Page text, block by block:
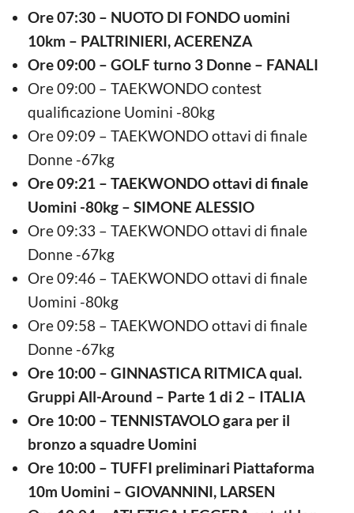
Ore 07:30 – NUOTO DI FONDO uomini
10km – PALTRINIERI, ACERENZA
Ore 09:00 – GOLF turno 3 Donne – FANALI
Ore 09:00 – TAEKWONDO contest
qualificazione Uomini -80kg
Ore 09:09 – TAEKWONDO ottavi di finale
Donne -67kg
Ore 09:21 – TAEKWONDO ottavi di finale
Uomini -80kg – SIMONE ALESSIO
Ore 09:33 – TAEKWONDO ottavi di finale
Donne -67kg
Ore 09:46 – TAEKWONDO ottavi di finale
Uomini -80kg
Ore 09:58 – TAEKWONDO ottavi di finale
Donne -67kg
Ore 10:00 – GINNASTICA RITMICA qual.
Gruppi All-Around – Parte 1 di 2 – ITALIA
Ore 10:00 – TENNISTAVOLO gara per il
bronzo a squadre Uomini
Ore 10:00 – TUFFI preliminari Piattaforma
10m Uomini – GIOVANNINI, LARSEN